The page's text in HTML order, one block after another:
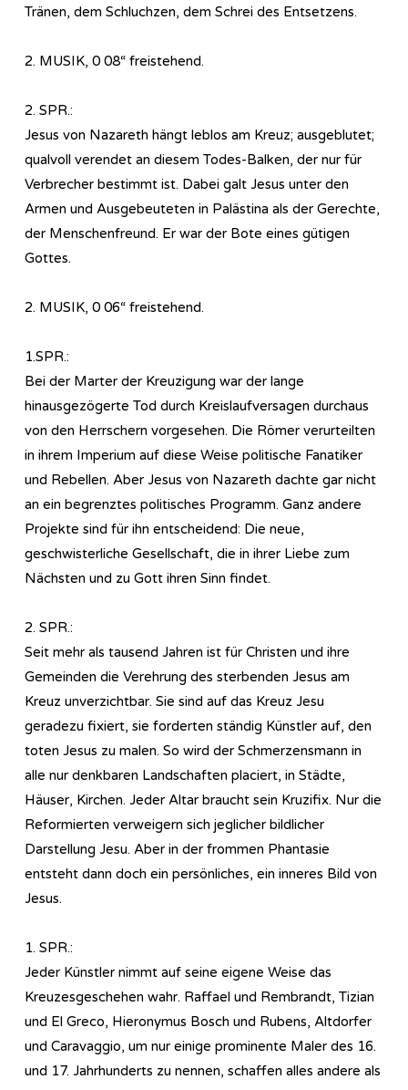
Tränen, dem Schluchzen, dem Schrei des Entsetzens.
2. MUSIK, 0 08“ freistehend.
2. SPR.:
Jesus von Nazareth hängt leblos am Kreuz; ausgeblutet;
qualvoll verendet an diesem Todes-Balken, der nur für
Verbrecher bestimmt ist. Dabei galt Jesus unter den
Armen und Ausgebeuteten in Palästina als der Gerechte,
der Menschenfreund. Er war der Bote eines gütigen
Gottes.
2. MUSIK, 0 06“ freistehend.
1.SPR.:
Bei der Marter der Kreuzigung war der lange
hinausgezögerte Tod durch Kreislaufversagen durchaus
von den Herrschern vorgesehen. Die Römer verurteilten
in ihrem Imperium auf diese Weise politische Fanatiker
und Rebellen. Aber Jesus von Nazareth dachte gar nicht
an ein begrenztes politisches Programm. Ganz andere
Projekte sind für ihn entscheidend: Die neue,
geschwisterliche Gesellschaft, die in ihrer Liebe zum
Nächsten und zu Gott ihren Sinn findet.
2. SPR.:
Seit mehr als tausend Jahren ist für Christen und ihre
Gemeinden die Verehrung des sterbenden Jesus am
Kreuz unverzichtbar. Sie sind auf das Kreuz Jesu
geradezu fixiert, sie forderten ständig Künstler auf, den
toten Jesus zu malen. So wird der Schmerzensmann in
alle nur denkbaren Landschaften placiert, in Städte,
Häuser, Kirchen. Jeder Altar braucht sein Kruzifix. Nur die
Reformierten verweigern sich jeglicher bildlicher
Darstellung Jesu. Aber in der frommen Phantasie
entsteht dann doch ein persönliches, ein inneres Bild von
Jesus.
1. SPR.:
Jeder Künstler nimmt auf seine eigene Weise das
Kreuzesgeschehen wahr. Raffael und Rembrandt, Tizian
und El Greco, Hieronymus Bosch und Rubens, Altdorfer
und Caravaggio, um nur einige prominente Maler des 16.
und 17. Jahrhunderts zu nennen, schaffen alles andere als